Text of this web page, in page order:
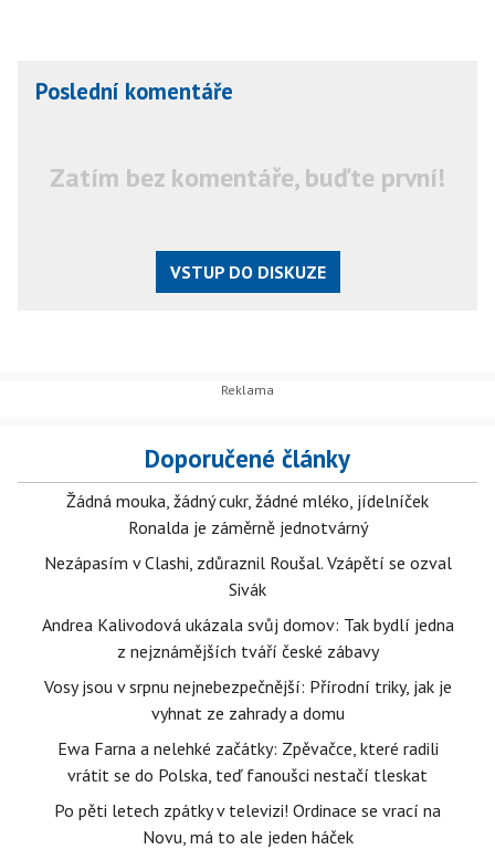
Poslední komentáře
Zatím bez komentáře, buďte první!
VSTUP DO DISKUZE
Doporučené články
Žádná mouka, žádný cukr, žádné mléko, jídelníček
Ronalda je záměrně jednotvárný
Nezápasím v Clashi, zdůraznil Roušal. Vzápětí se ozval
Sivák
Andrea Kalivodová ukázala svůj domov: Tak bydlí jedna
z nejznámějších tváří české zábavy
Vosy jsou v srpnu nejnebezpečnější: Přírodní triky, jak je
vyhnat ze zahrady a domu
Ewa Farna a nelehké začátky: Zpěvačce, které radili
vrátit se do Polska, teď fanoušci nestačí tleskat
Po pěti letech zpátky v televizi! Ordinace se vrací na
Novu, má to ale jeden háček